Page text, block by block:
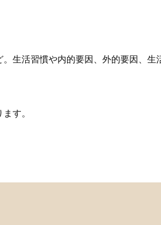
生活習慣や内的要因、外的要因、生
す。